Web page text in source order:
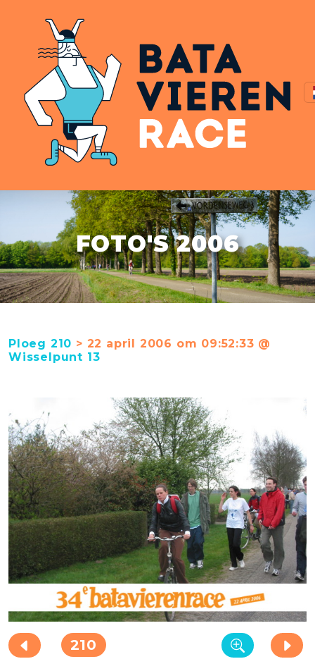
FOTO'S 2006
Ploeg 210 > 22 april 2006 om 09:52:33 @
Wisselpunt 13
210